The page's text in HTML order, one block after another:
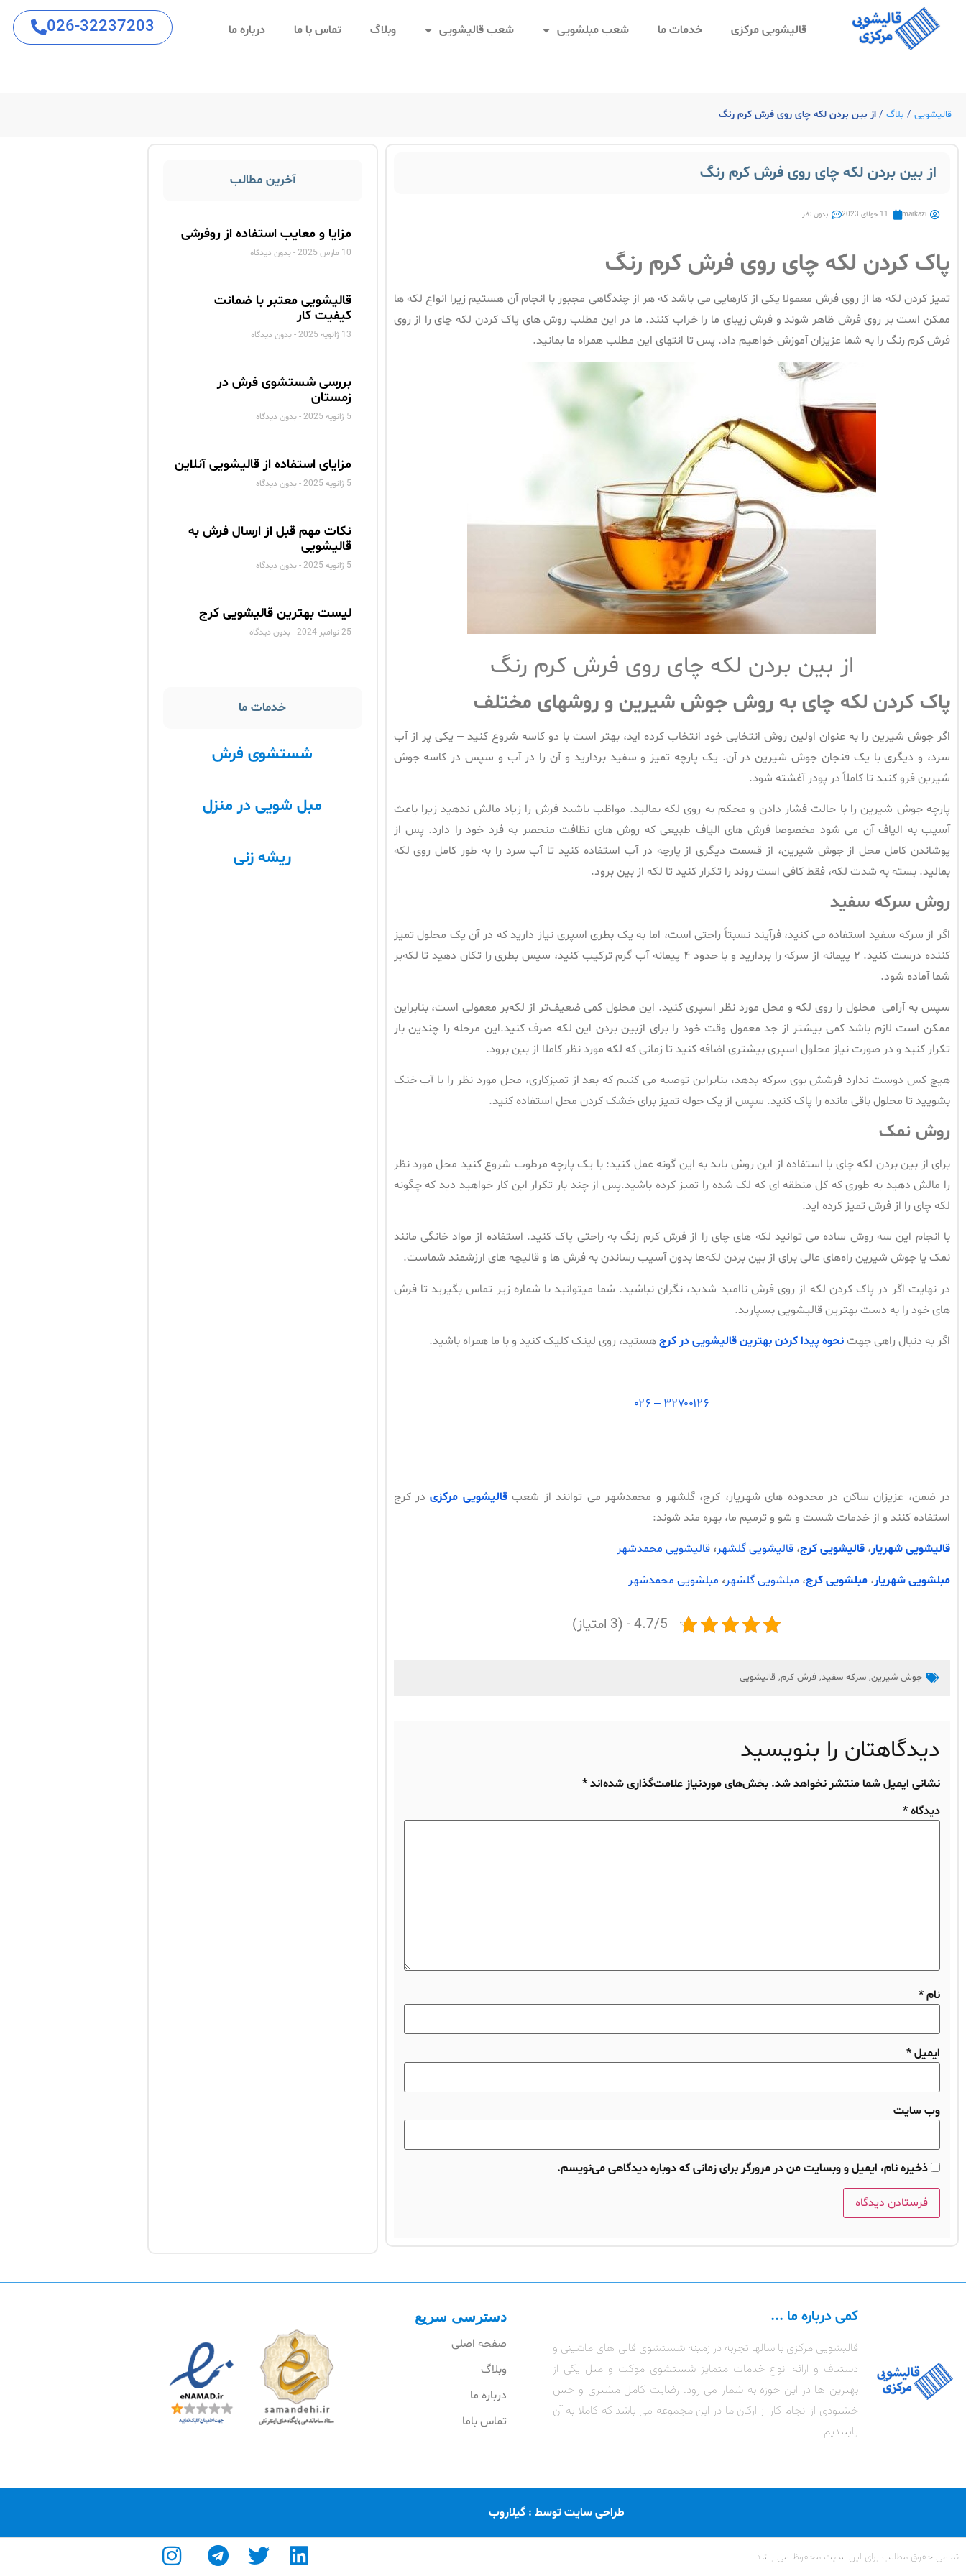
قالیشویی مرکزی خدمات ما شعب مبلشویی شعب قالیشویی وبلاگ تماس با ما درباره ما 026-32237203
قالیشویی / بلاگ / از بین بردن لکه چای روی فرش کرم رنگ
از بین بردن لکه چای روی فرش کرم رنگ
markazi 11 جولای 2023 بدون نظر
پاک کردن لکه چای روی فرش کرم رنگ
تمیز کردن لکه ها از روی فرش معمولا یکی از کارهایی می باشد که هر از چندگاهی مجبور با انجام آن هستیم زیرا انواع لکه ها
ممکن است بر روی فرش ظاهر شوند و فرش زیبای ما را خراب کنند. ما در این مطلب روش های پاک کردن لکه چای را از روی
فرش کرم رنگ را به شما عزیزان آموزش خواهیم داد. پس تا انتهای این مطلب همراه ما بمانید.
از بین بردن لکه چای روی فرش کرم رنگ
پاک کردن لکه چای به روش جوش شیرین و روشهای مختلف
اگر جوش شیرین را به عنوان اولین روش انتخابی خود انتخاب کرده اید، بهتر است با دو کاسه شروع کنید – یکی پر از آب
سرد، و دیگری با یک فنجان جوش شیرین در آن. یک پارچه تمیز و سفید بردارید و آن را در آب و سپس در کاسه جوش
شیرین فرو کنید تا کاملاً در پودر آغشته شود.
پارچه جوش شیرین را با حالت فشار دادن و محکم به روی لکه بمالید. مواظب باشید فرش را زیاد مالش ندهید زیرا باعث
آسیب به الیاف آن می شود مخصوصا فرش های الیاف طبیعی که روش های نظافت منحصر به فرد خود را دارد. پس از
پوشاندن کامل محل از جوش شیرین، از قسمت دیگری از پارچه در آب استفاده کنید تا آب سرد را به طور کامل روی لکه
بمالید. بسته به شدت لکه، فقط کافی است روند را تکرار کنید تا لکه از بین برود.
روش سرکه سفید
اگر از سرکه سفید استفاده می کنید، فرآیند نسبتاً راحتی است، اما به یک بطری اسپری نیاز دارید که در آن یک محلول تمیز
کننده درست کنید. ۲ پیمانه از سرکه را بردارید و با حدود ۴ پیمانه آب گرم ترکیب کنید، سپس بطری را تکان دهید تا لکه‌بر
شما آماده شود.
سپس به آرامی محلول را روی لکه و محل مورد نظر اسپری کنید. این محلول کمی ضعیف‌تر از لکه‌بر معمولی است، بنابراین
ممکن است لازم باشد کمی بیشتر از جد معمول وقت خود را برای ازبین بردن این لکه صرف کنید.این مرحله را چندین بار
تکرار کنید و در صورت نیاز محلول اسپری بیشتری اضافه کنید تا زمانی که لکه مورد نظر کاملا از بین برود.
هیچ کس دوست ندارد فرشش بوی سرکه بدهد، بنابراین توصیه می کنیم که بعد از تمیزکاری، محل مورد نظر را با آب خنک
بشویید تا محلول باقی مانده را پاک کنید. سپس از یک حوله تمیز برای خشک کردن محل استفاده کنید.
روش نمک
برای از بین بردن لکه چای با استفاده از این روش باید به این گونه عمل کنید: با یک پارچه مرطوب شروع کنید محل مورد نظر
را مالش دهید به طوری که کل منطقه ای که لک شده را تمیز کرده باشید.پس از چند بار تکرار این کار خواهید دید که چگونه
لکه چای را از فرش تمیز کرده اید.
با انجام این سه روش ساده می توانید لکه های چای را از فرش کرم رنگ به راحتی پاک کنید. استفاده از مواد خانگی مانند
نمک یا جوش شیرین راه‌های عالی برای از بین بردن لکه‌ها بدون آسیب رساندن به فرش ها و قالیچه های ارزشمند شماست.
در نهایت اگر در پاک کردن لکه از روی فرش ناامید شدید، نگران نباشید. شما میتوانید با شماره زیر تماس بگیرید تا فرش
های خود را به دست بهترین قالیشویی بسپارید.
اگر به دنبال راهی جهتنحوه پیدا کردن بهترین قالیشویی در کرجهستید، روی لینک کلیک کنید و با ما همراه باشید.
۳۲۷۰۰۱۲۶ – ۰۲۶
در ضمن، عزیزان ساکن در محدوده های شهریار، کرج، گلشهر و محمدشهر می توانند از شعبقالیشویی مرکزیدر کرج
استفاده کنند و از خدمات شست و شو و ترمیم ما، بهره مند شوند:
قالیشویی شهریار، قالیشویی کرج، قالیشویی گلشهر، قالیشویی محمدشهر
مبلشویی شهریار، مبلشویی کرج، مبلشویی گلشهر، مبلشویی محمدشهر
4.7/5 - (3 امتیاز)
جوش شیرین, سرکه سفید, فرش کرم, قالیشویی
دیدگاهتان را بنویسید
نشانی ایمیل شما منتشر نخواهد شد. بخش‌های موردنیاز علامت‌گذاری شده‌اند*
دیدگاه*
نام*
ایمیل*
وب‌ سایت
ذخیره نام، ایمیل و وبسایت من در مرورگر برای زمانی که دوباره دیدگاهی می‌نویسم.
آخرین مطالب
مزایا و معایب استفاده از روفرشی
10 مارس 2025 بدون دیدگاه
قالیشویی معتبر با ضمانت
کیفیت کار
13 ژانویه 2025 بدون دیدگاه
بررسی شستشوی فرش در
زمستان
5 ژانویه 2025 بدون دیدگاه
مزایای استفاده از قالیشویی آنلاین
5 ژانویه 2025 بدون دیدگاه
نکات مهم قبل از ارسال فرش به
قالیشویی
5 ژانویه 2025 بدون دیدگاه
لیست بهترین قالیشویی کرج
25 نوامبر 2024 بدون دیدگاه
خدمات ما
شستشوی فرش
مبل شویی در منزل
ریشه زنی
کمی درباره ما ...
قالیشویی مرکزی با سالها تجربه در زمینه شستشوی قالی های ماشینی و
دستباف و ارائه انواع خدمات متمایز شستشوی موکت و مبل یکی از
بهترین ها در این حوزه به شمار می رود. رضایت کامل مشتری و حس
خشنودی از انجام کار از ارکان ما در این مجموعه می باشد که کاملا به آن
پایبندیم.
دسترسی سریع
صفحه اصلی
وبلاگ
درباره ما
تماس باما
طراحی سایت توسط : گیلاروب
تمامی حقوق مطالب برای این سایت محفوظ می باشد.